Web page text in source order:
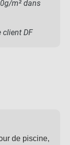
m² dans
client DF
de piscine,